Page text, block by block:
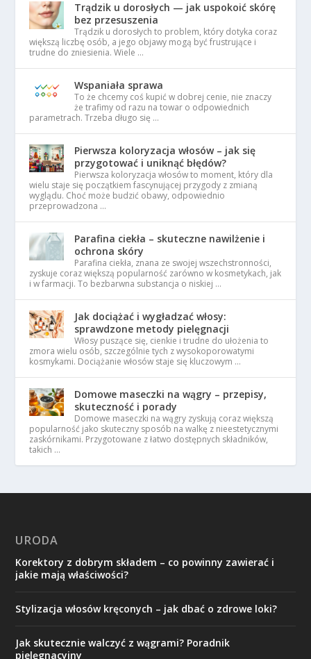
Trądzik u dorosłych — jak uspokoić skórę
bez przesuszenia
Trądzik u dorosłych to problem, który dotyka coraz
większą liczbę osób, a jego objawy mogą być frustrujące i
trudne do zniesienia. Wiele …
Wspaniała sprawa
To że chcemy coś kupić w dobrej cenie, nie znaczy
że trafimy od razu na towar o odpowiednich
parametrach. Trzeba długo się …
Pierwsza koloryzacja włosów – jak się
przygotować i uniknąć błędów?
Pierwsza koloryzacja włosów to moment, który dla
wielu staje się początkiem fascynującej przygody z zmianą
wyglądu. Choć może budzić obawy, odpowiednio
przeprowadzona …
Parafina ciekła – skuteczne nawilżenie i
ochrona skóry
Parafina ciekła, znana ze swojej wszechstronności,
zyskuje coraz większą popularność zarówno w kosmetykach, jak
i w farmacji. To bezbarwna substancja o niskiej …
Jak dociążać i wygładzać włosy:
sprawdzone metody pielęgnacji
Włosy puszące się, cienkie i trudne do ułożenia to
zmora wielu osób, szczególnie tych z wysokoporowatymi
kosmykami. Dociążanie włosów staje się kluczowym …
Domowe maseczki na wągry – przepisy,
skuteczność i porady
Domowe maseczki na wągry zyskują coraz większą
popularność jako skuteczny sposób na walkę z nieestetycznymi
zaskórnikami. Przygotowane z łatwo dostępnych składników,
takich …
URODA
Korektory z dobrym składem – co powinny zawierać i
jakie mają właściwości?
Stylizacja włosów kręconych – jak dbać o zdrowe loki?
Jak skutecznie walczyć z wągrami? Poradnik
pielęgnacyjny